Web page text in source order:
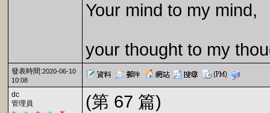
Your mind to my mind,
your thought to my
發表時間:2020-06-10
10:08
dc
管理員
(第 67 篇)